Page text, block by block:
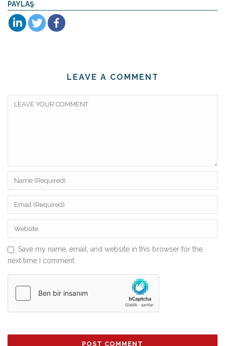
PAYLAŞ
LEAVE A COMMENT
Save my name, email, and website in this browser for the
next time I comment.